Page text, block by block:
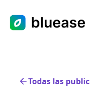
Todas las